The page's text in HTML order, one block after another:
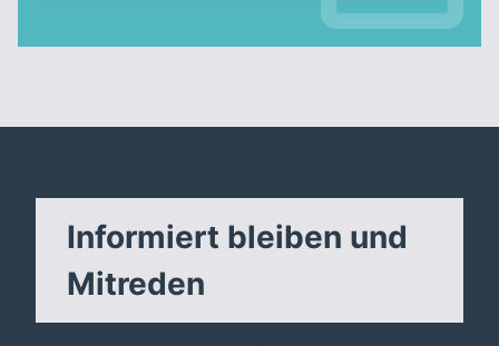
Informiert bleiben und
Mitreden